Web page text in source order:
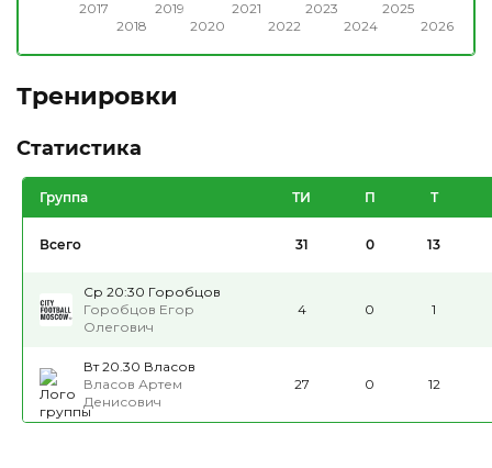
2017
2018
2019
2020
2021
2022
2023
2024
2025
2026
Тренировки
Статистика
Группа ТИ П Т
Всего 31 0 13
Ср 20:30 Горобцов
Горобцов Егор
Олегович
4 0 1
Вт 20.30 Власов
Власов Артем
Денисович
27 0 12